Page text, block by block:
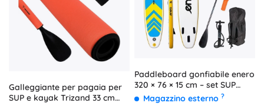
Galleggiante per pagaia per
SUP e kayak Trizand 33 cm
Paddleboard gonfiabile enero
320 × 76 × 15 cm – set SUP
giallo-blu-bianco
Magazzino esterno ?